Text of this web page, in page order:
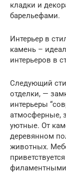
кладки и
барельефами.
Интерьер в
камень –
интерьеров в
Следующий
отделки, —
интерьеры
атмосферные,
уютные. От
деревянном
животных.